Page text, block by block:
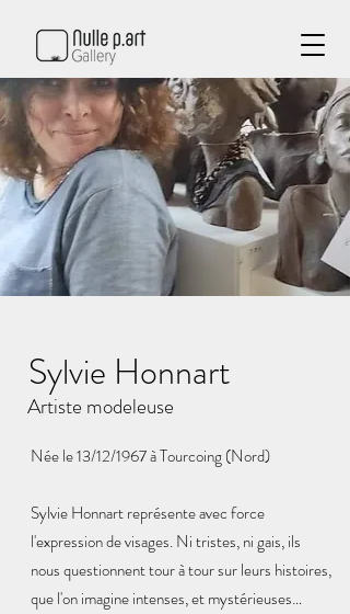
Sylvie Honnart
Artiste modeleuse
Née le 13/12/1967 à Tourcoing (Nord)
Sylvie Honnart représente avec force
l'expression de visages. Ni tristes, ni gais, ils
nous questionnent tour à tour sur leurs histoires,
que l'on imagine intenses, et mystérieuses…